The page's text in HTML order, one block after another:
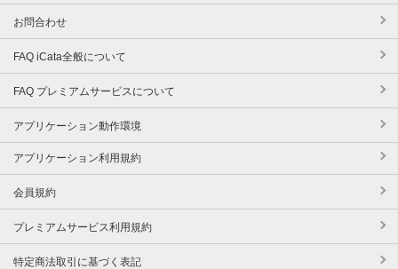
お問合わせ
FAQ iCata全般について
FAQ プレミアムサービスについて
アプリケーション動作環境
アプリケーション利用規約
会員規約
プレミアムサービス利用規約
特定商法取引に基づく表記